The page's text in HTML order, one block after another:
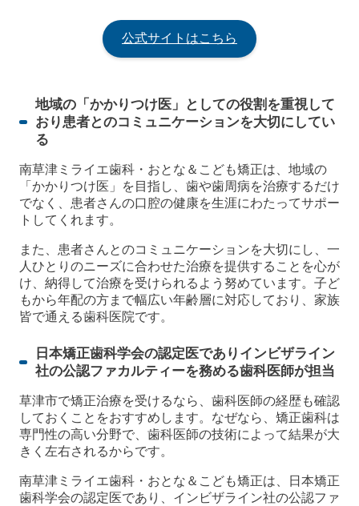
公式サイトはこちら
地域の「かかりつけ医」としての役割を重視して
おり患者とのコミュニケーションを大切にしてい
る
南草津ミライエ歯科・おとな＆こども矯正は、地域の
「かかりつけ医」を目指し、歯や歯周病を治療するだけ
でなく、患者さんの口腔の健康を生涯にわたってサポー
トしてくれます。
また、患者さんとのコミュニケーションを大切にし、一
人ひとりのニーズに合わせた治療を提供することを心が
け、納得して治療を受けられるよう努めています。子ど
もから年配の方まで幅広い年齢層に対応しており、家族
皆で通える歯科医院です。
日本矯正歯科学会の認定医でありインビザライン
社の公認ファカルティーを務める歯科医師が担当
草津市で矯正治療を受けるなら、歯科医師の経歴も確認
しておくことをおすすめします。なぜなら、矯正歯科は
専門性の高い分野で、歯科医師の技術によって結果が大
きく左右されるからです。
南草津ミライエ歯科・おとな＆こども矯正は、日本矯正
歯科学会の認定医であり、インビザライン社の公認ファ